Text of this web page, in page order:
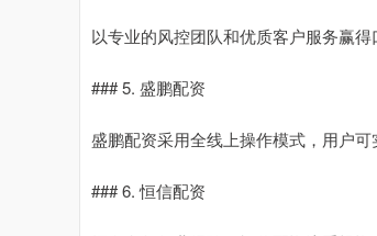
以专业的风控团队和优质客户服务赢
### 5. 盛鹏配资
盛鹏配资采用全线上操作模式，用户
### 6. 恒信配资